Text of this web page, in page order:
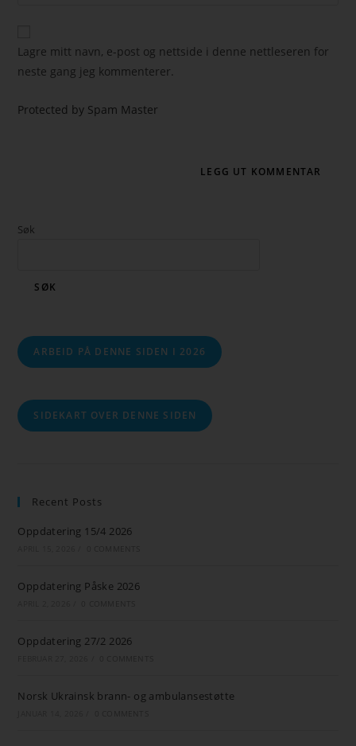
Lagre mitt navn, e-post og nettside i denne nettleseren for
neste gang jeg kommenterer.
Protected by Spam Master
Søk
SØK
ARBEID PÅ DENNE SIDEN I 2026
SIDEKART OVER DENNE SIDEN
Recent Posts
Oppdatering 15/4 2026
Oppdatering Påske 2026
Oppdatering 27/2 2026
Norsk Ukrainsk brann- og ambulansestøtte